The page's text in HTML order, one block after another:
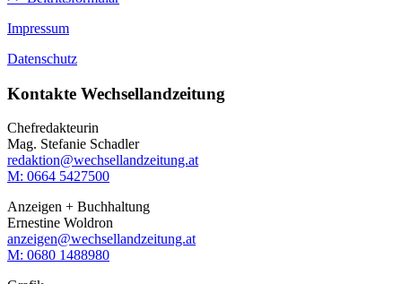
Impressum
Datenschutz
Kontakte Wechsellandzeitung
Chefredakteurin
Mag. Stefanie Schadler
redaktion@wechsellandzeitung.at
M: 0664 5427500‬
Anzeigen + Buchhaltung
Ernestine Woldron
anzeigen@wechsellandzeitung.at
M: ‭0680 1488980‬